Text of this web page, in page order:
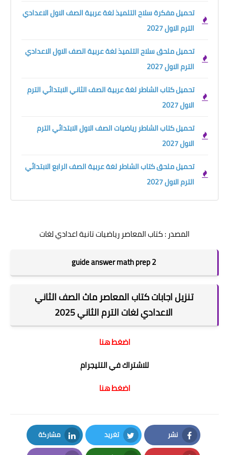
تحميل مفكرة سلاح التلميذ لغة عربية الصف الاول الاعدادي
الترم الاول 2027
تحميل ملحق سلاح التلميذ لغة عربية الصف الاول الاعدادي
الترم الاول 2027
تحميل كتاب الشاطر لغة عربية الصف الثاني الابتدائي الترم
الاول 2027
تحميل كتاب الشاطر رياضيات الصف الاول الابتدائي الترم
الاول 2027
تحميل ملحق كتاب الشاطر لغة عربية الصف الرابع الابتدائي
الترم الاول 2027
المصدر : كتاب المعاصر رياضيات تانية اعدادي لغات
guide answer math prep 2
تنزيل اجابات كتاب المعاصر ماث الصف الثاني
الاعدادي لغات الترم الثاني 2025
اضغط هنا
للاشتراك في التليجرام
اضغط هنا
نشر
Facebook
تغريد
Twitter
مشاركة
LinkedIn